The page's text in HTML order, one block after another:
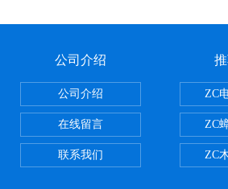
公司介绍
公司介绍
在线留言
联系我们
ZC
ZC
ZC